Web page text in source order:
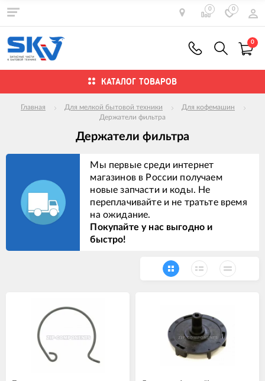
0 0
0
КАТАЛОГ ТОВАРОВ
Главная Для мелкой бытовой техники
Для кофемашин
Держатели фильтра
Держатели фильтра
Мы первые среди интернет
магазинов в России получаем
новые запчасти и коды. Не
переплачивайте и не тратьте время
на ожидание.
Покупайте у нас выгодно и
быстро!